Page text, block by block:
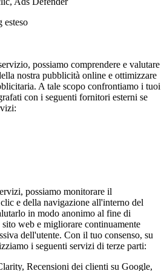
esteso
possiamo comprendere e valutare
nostra pubblicità online e ottimizzare
A tale scopo confrontiamo i tuoi
con i seguenti fornitori esterni se
possiamo monitorare il
e della navigazione all'interno del
in modo anonimo al fine di
web e migliorare continuamente
dell'utente. Con il tuo consenso, su
i seguenti servizi di terze parti:
Recensioni dei clienti su Google,